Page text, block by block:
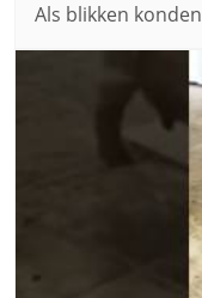
Als blikken